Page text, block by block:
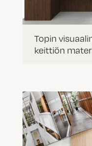
Topin
keittiön